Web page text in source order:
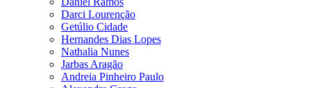
Darci Lourenção
Getúlio Cidade
Hernandes Dias Lopes
Nathalia Nunes
Jarbas Aragão
Andreia Pinheiro Paulo